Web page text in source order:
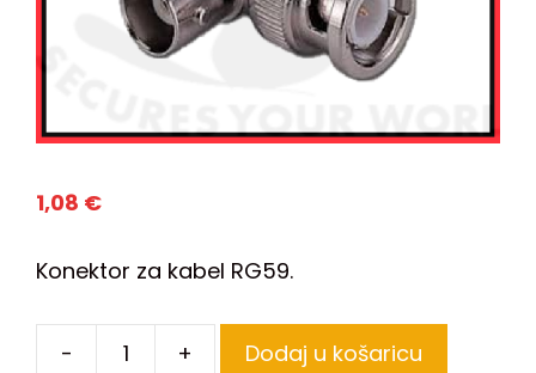
1,08 €
Konektor za kabel RG59.
- + Dodaj u košaricu